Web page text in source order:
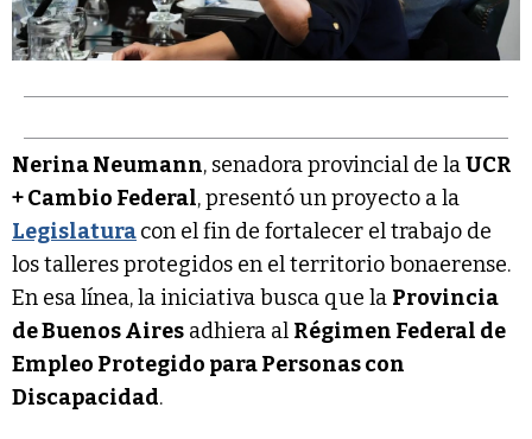
Nerina Neumann, senadora provincial de laUCR
+ Cambio Federal, presentó un proyecto a la
Legislaturacon el fin de fortalecer el trabajo de
los talleres protegidos en el territorio bonaerense.
En esa línea, la iniciativa busca que la Provincia
de Buenos Aires adhiera al Régimen Federal de
Empleo Protegido para Personas con
Discapacidad.